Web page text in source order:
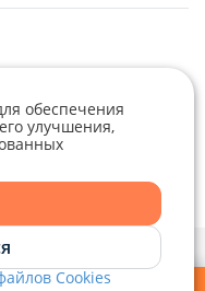
настроек Cookie
обеспечения
улучшения,
Cookies